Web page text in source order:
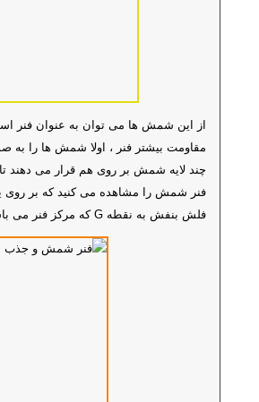
از این شمش ها می توان به عنوان فنر
مقاومت بیشتر فنر ، اولا شمش ها را به
چند لایه شمش بر روی هم قرار می دهند
فنر شمش را مشاهده می کنید که بر روی
فلش بنفش به نقطه G که مرکز فنر می باشد وارد می شود و فنر مقاومت زیادی می کند.